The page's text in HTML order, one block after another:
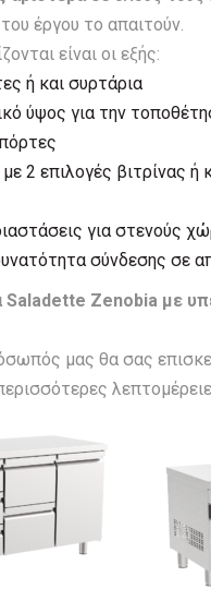
έργου το απαιτούν.
είναι οι εξής:
ή και συρτάρια
ύψος για την
2 επιλογές βιτρίνας
για στενούς
σύνδεσης σε
Saladette Zenobia με
μας θα σας